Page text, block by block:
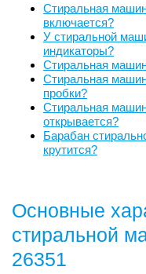
Стиральная
включается?
У стиральной
индикаторы?
Стиральная
Стиральная
пробки?
Стиральная
открывается?
Барабан
крутится?
Основные
стиральной
26351